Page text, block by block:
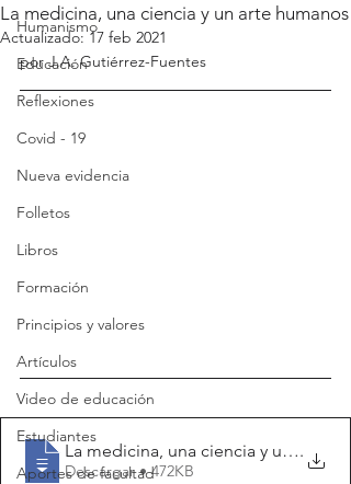
Humanismo
Educación
Reflexiones
Covid - 19
Nueva evidencia
Folletos
Libros
Formación
Principios y valores
Artículos
Video de educación
Estudiantes
Aportes de facultad
La medicina, una ciencia y un arte humanos
Actualizado:17 feb 2021
por J.A. Gutiérrez-Fuentes
La medicina, una ciencia y un arte
.
Descargar • 472KB